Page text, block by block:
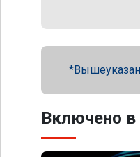
Включено в